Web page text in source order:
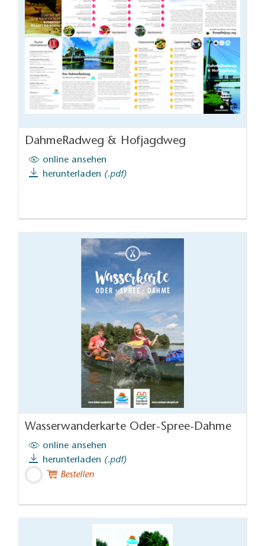
DahmeRadweg & Hofjagdweg
online ansehen
herunterladen (.pdf)
Wasserwanderkarte Oder-Spree-Dahme
online ansehen
herunterladen (.pdf)
Bestellen